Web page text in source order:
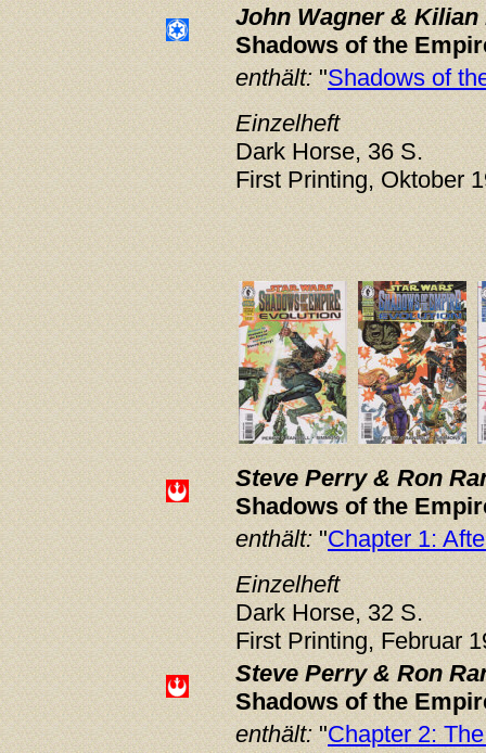
John Wagner &
Shadows of the
enthält:"Shadows of
Einzelheft
Dark Horse, 36 S.
First Printing, Oktober
Steve Perry & Ron
Shadows of the
enthält:"Chapter 1:
Einzelheft
Dark Horse, 32 S.
First Printing, Februar
Steve Perry & Ron
Shadows of the
enthält:"Chapter 2: